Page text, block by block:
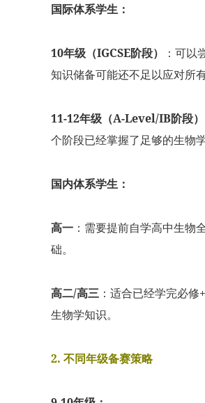
国际体系学生：
10年级（IGCSE阶段）
：可
知识储备可能还不足以应对所有
11-12年级（A-Level/IB阶段）
个阶段已经掌握了足够的生物学
国内体系学生：
高一 ：需要提前自学高中生物
础。
高二/高三 ：适合已经学完必
生物学知识。
2. 不同年级备赛策略